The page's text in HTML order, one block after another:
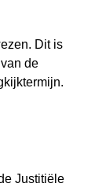
Dit is
de
Justitiële